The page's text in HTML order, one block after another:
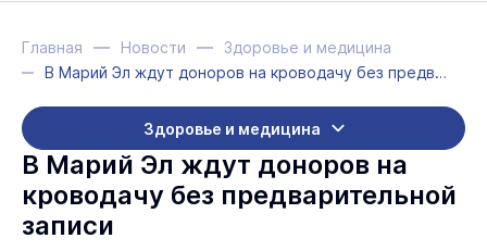
Главная Новости
Здоровье и медицина
В Марий Эл ждут доноров на кроводачу без предварительной записи
Здоровье и медицина
В Марий Эл ждут доноров на
кроводачу без предварительной
записи